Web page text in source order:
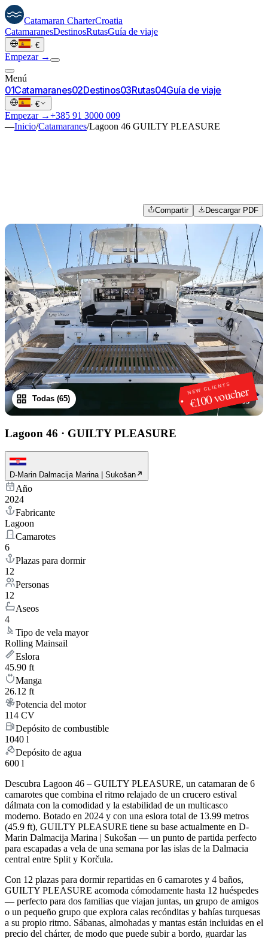
Catamaran CharterCroatia
CatamaranesDestinosRutasGuía de viaje
· €
Empezar →
Menú
01Catamaranes02Destinos03Rutas04Guía de viaje
· €
Empezar →+385 91 3000 009
—Inicio/Catamaranes/Lagoon 46 GUILTY PLEASURE
Compartir Descargar PDF
NEW CLIENTS
€100 voucher
1/65
Todas (65)
Lagoon 46 · GUILTY PLEASURE
D-Marin Dalmacija Marina | Sukošan
Año
2024
Fabricante
Lagoon
Camarotes
6
Plazas para dormir
12
Personas
12
Aseos
4
Tipo de vela mayor
Rolling Mainsail
Eslora
45.90 ft
Manga
26.12 ft
Potencia del motor
114 CV
Depósito de combustible
1040 l
Depósito de agua
600 l
Descubra Lagoon 46 – GUILTY PLEASURE, un catamaran de 6
camarotes que combina el ritmo relajado de un crucero estival
dálmata con la comodidad y la estabilidad de un multicasco
moderno. Botado en 2024 y con una eslora total de 13.99 metros
(45.9 ft), GUILTY PLEASURE tiene su base actualmente en D-
Marin Dalmacija Marina | Sukošan — un punto de partida perfecto
para escapadas a vela de una semana por las islas de la Dalmacia
central entre Split y Korčula.
Con 12 plazas para dormir repartidas en 6 camarotes y 4 baños,
GUILTY PLEASURE acomoda cómodamente hasta 12 huéspedes
— perfecto para dos familias que viajan juntas, un grupo de amigos
o un pequeño grupo que explora calas recónditas y bahías turquesas
a su propio ritmo. Sábanas, almohadas y mantas están incluidas en el
precio del chárter, de modo que puede subir a bordo, guardar las